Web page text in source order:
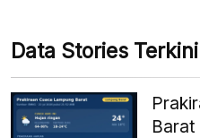
Data Stories Terkini
Barat